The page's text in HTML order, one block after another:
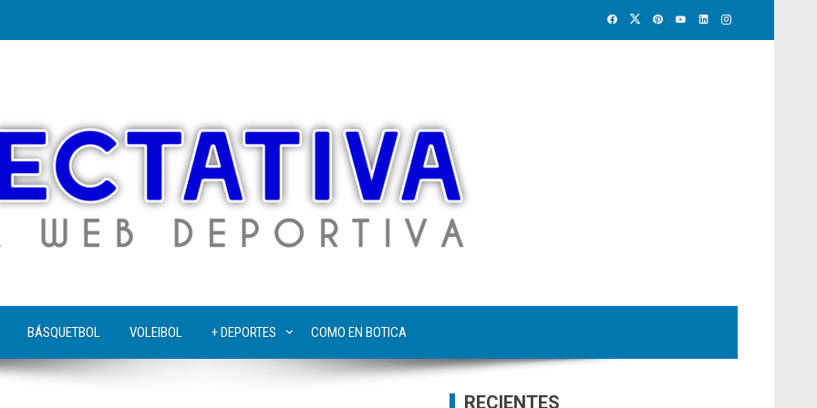
BÁSQUETBOL VOLEIBOL + DEPORTES COMO EN BOTICA
RECIENTES